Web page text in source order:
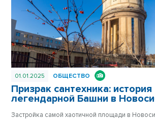
01.01.2025 ОБЩЕСТВО
Призрак сантехника: история
легендарной Башни в
Застройка самой хаотичной площади в